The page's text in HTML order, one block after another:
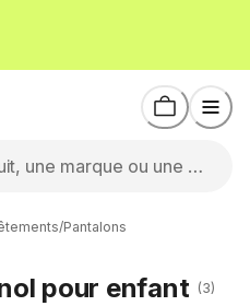
/Pantalons
pour enfant (3)